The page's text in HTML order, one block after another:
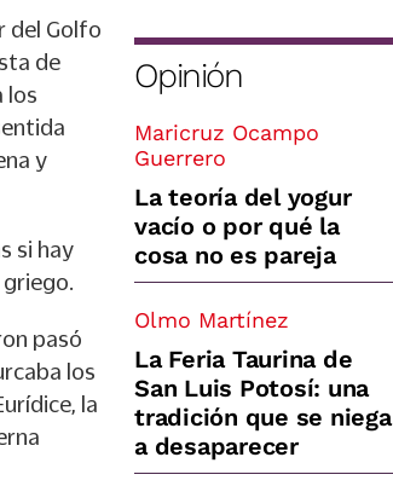
del Golfo
de
los
y
si hay
griego.
pasó
los
la
Opinión
Maricruz Ocampo
Guerrero
La teoría del yogur
vacío o por qué la
cosa no es pareja
Olmo Martínez
La Feria Taurina de
San Luis Potosí: una
tradición que se niega
a desaparecer